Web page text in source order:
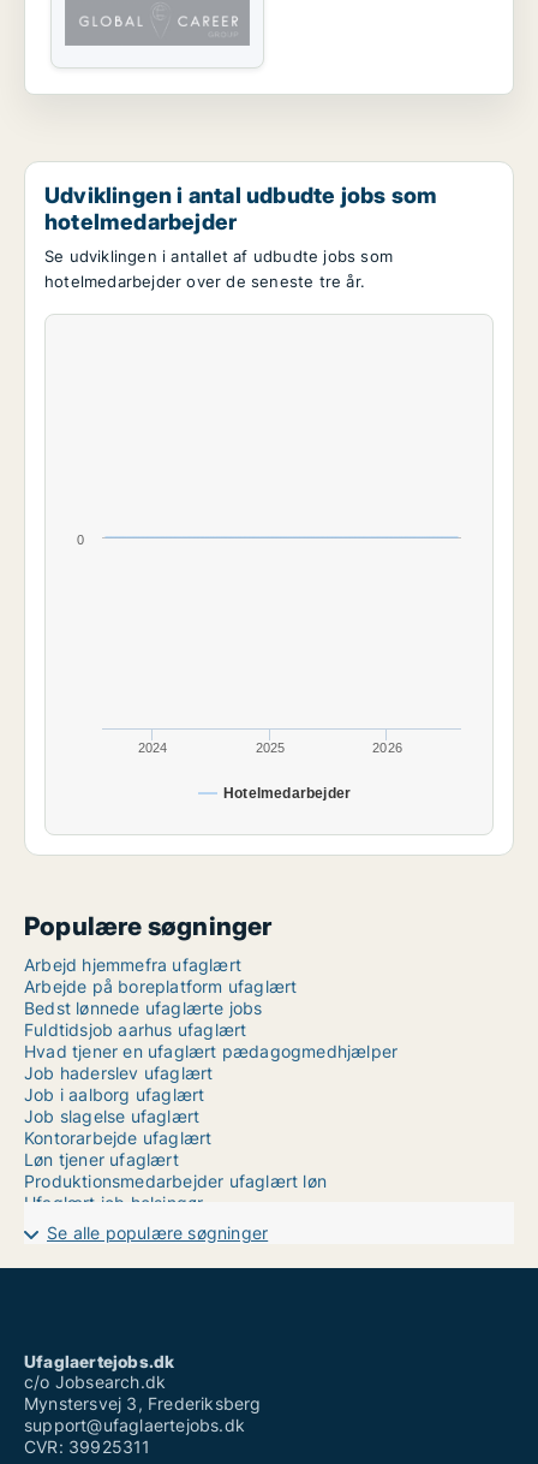
Udviklingen i antal udbudte jobs som
hotelmedarbejder
Se udviklingen i antallet af udbudte jobs som
hotelmedarbejder over de seneste tre år.
Hotelmedarbejder
2024 2025 2026
0
Populære søgninger
Arbejd hjemmefra ufaglært
Arbejde på boreplatform ufaglært
Bedst lønnede ufaglærte jobs
Fuldtidsjob aarhus ufaglært
Hvad tjener en ufaglært pædagogmedhjælper
Job haderslev ufaglært
Job i aalborg ufaglært
Job slagelse ufaglært
Kontorarbejde ufaglært
Løn tjener ufaglært
Produktionsmedarbejder ufaglært løn
Ufaglært job helsingør
Ufaglært job horsens
Ufaglært job vejle sygehus
Ufaglært tagdækker løn
Vikar timeløn ufaglært
Vikar ufaglært plejehjem
Se alle populære søgninger
Ufaglaertejobs.dk
c/o Jobsearch.dk
Mynstersvej 3, Frederiksberg
support@ufaglaertejobs.dk
CVR: 39925311